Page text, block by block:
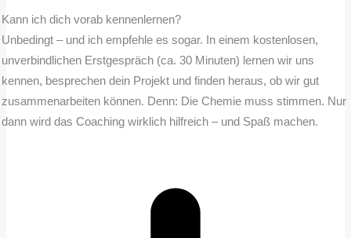
Kann ich dich vorab kennenlernen?
Unbedingt – und ich empfehle es sogar. In einem kostenlosen,
unverbindlichen Erstgespräch (ca. 30 Minuten) lernen wir uns
kennen, besprechen dein Projekt und finden heraus, ob wir gut
zusammenarbeiten können. Denn: Die Chemie muss stimmen. Nur
dann wird das Coaching wirklich hilfreich – und Spaß machen.